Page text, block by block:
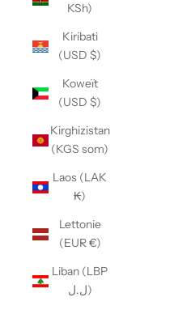
KSh)
Kiribati
(USD $)
Koweït
(USD $)
Kirghizistan
(KGS som)
Laos (LAK
₭)
Lettonie
(EUR €)
Liban (LBP
ل.ل)